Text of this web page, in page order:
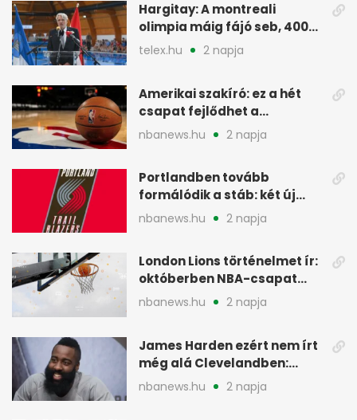
Hargitay: A montreali
olimpia máig fájó seb, 400
vegyesen 4. lett
telex.hu 2 napja
Amerikai szakíró: ez a hét
csapat fejlődhet a
legtöbbet az NBA-ben
nbanews.hu 2 napja
Portlandben tovább
formálódik a stáb: két új
szakember a Blazersnél
nbanews.hu 2 napja
London Lions történelmet ír:
októberben NBA-csapat
ellen lép pályára
nbanews.hu 2 napja
James Harden ezért nem írt
még alá Clevelandben:
pénzügyi okok
nbanews.hu 2 napja